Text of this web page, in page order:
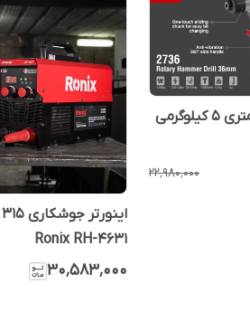
دریل بتن کن 36 میلی متری 5 کیلو‌گرمی
۲۲٬۹۸۰٬۰۰۰
Ronix RH-4631
۳۰٬۵۸۳٬۰۰۰